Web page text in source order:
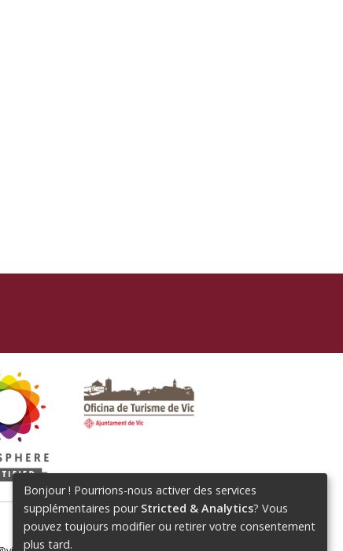
Bonjour ! Pourrions-nous activer des services
supplémentaires pour Stricted & Analytics? Vous
pouvez toujours modifier ou retirer votre consentement
plus tard.